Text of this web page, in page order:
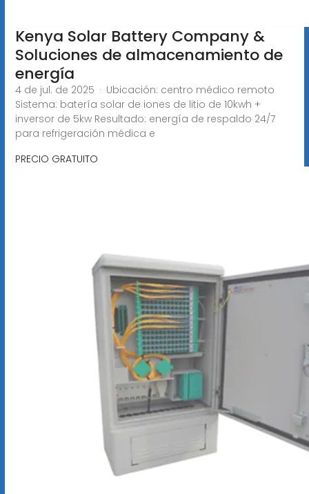
Kenya Solar Battery Company &
Soluciones de almacenamiento de
energía
4 de jul. de 2025 · Ubicación: centro médico remoto
Sistema: batería solar de iones de litio de 10kwh +
inversor de 5kw Resultado: energía de respaldo 24/7
para refrigeración médica e
PRECIO GRATUITO